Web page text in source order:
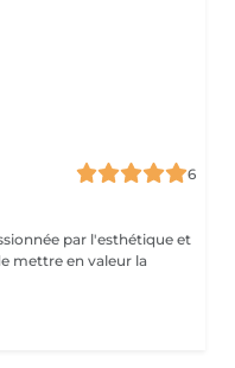
6
mettre en valeur la